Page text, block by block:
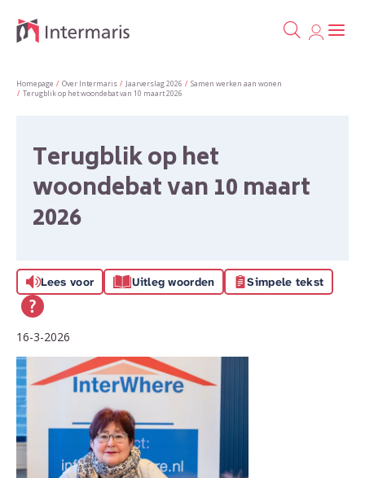
Naar de homepage Ga
Homepage Over Intermaris Jaarverslag 2026
Samen werken aan wonen
Terugblik op het woondebat van 10 maart 2026
Terugblik op het
woondebat van 10 maart
2026
Lees voor Uitleg woorden Simpele tekst
16-3-2026